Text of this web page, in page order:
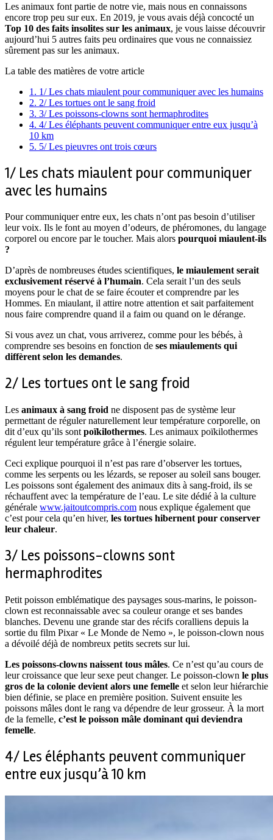
Les animaux font partie de notre vie, mais nous en connaissons
encore trop peu sur eux. En 2019, je vous avais déjà concocté un
Top 10 des faits insolites sur les animaux, je vous laisse découvrir
aujourd’hui 5 autres faits peu ordinaires que vous ne connaissiez
sûrement pas sur les animaux.
La table des matières de votre article
1. 1/ Les chats miaulent pour communiquer avec les humains
2. 2/ Les tortues ont le sang froid
3. 3/ Les poissons-clowns sont hermaphrodites
4. 4/ Les éléphants peuvent communiquer entre eux jusqu’à
10 km
5. 5/ Les pieuvres ont trois cœurs
1/ Les chats miaulent pour communiquer
avec les humains
Pour communiquer entre eux, les chats n’ont pas besoin d’utiliser
leur voix. Ils le font au moyen d’odeurs, de phéromones, du langage
corporel ou encore par le toucher. Mais alors pourquoi miaulent-ils
?
D’après de nombreuses études scientifiques, le miaulement serait
exclusivement réservé à l’humain. Cela serait l’un des seuls
moyens pour le chat de se faire écouter et comprendre par les
Hommes. En miaulant, il attire notre attention et sait parfaitement
nous faire comprendre quand il a faim ou quand on le dérange.
Si vous avez un chat, vous arriverez, comme pour les bébés, à
comprendre ses besoins en fonction de ses miaulements qui
diffèrent selon les demandes.
2/ Les tortues ont le sang froid
Les animaux à sang froid ne disposent pas de système leur
permettant de réguler naturellement leur température corporelle, on
dit d’eux qu’ils sont poïkilothermes. Les animaux poïkilothermes
régulent leur température grâce à l’énergie solaire.
Ceci explique pourquoi il n’est pas rare d’observer les tortues,
comme les serpents ou les lézards, se reposer au soleil sans bouger.
Les poissons sont également des animaux dits à sang-froid, ils se
réchauffent avec la température de l’eau. Le site dédié à la culture
générale www.jaitoutcompris.com nous explique également que
c’est pour cela qu’en hiver, les tortues hibernent pour conserver
leur chaleur.
3/ Les poissons-clowns sont
hermaphrodites
Petit poisson emblématique des paysages sous-marins, le poisson-
clown est reconnaissable avec sa couleur orange et ses bandes
blanches. Devenu une grande star des récifs coralliens depuis la
sortie du film Pixar « Le Monde de Nemo », le poisson-clown nous
a dévoilé déjà de nombreux petits secrets sur lui.
Les poissons-clowns naissent tous mâles. Ce n’est qu’au cours de
leur croissance que leur sexe peut changer. Le poisson-clown le plus
gros de la colonie devient alors une femelle et selon leur hiérarchie
bien définie, se place en première position. Suivent ensuite les
poissons mâles dont le rang va dépendre de leur grosseur. À la mort
de la femelle, c’est le poisson mâle dominant qui deviendra
femelle.
4/ Les éléphants peuvent communiquer
entre eux jusqu’à 10 km